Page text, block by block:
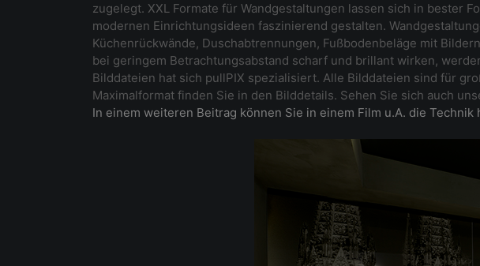
zugelegt. XXL Formate für Wandgestaltungen lassen sich in bester
modernen Einrichtungsideen faszinierend gestalten.
Küchenrückwände, Duschabtrennungen, Fußbodenbeläge mit
bei geringem Betrachtungsabstand scharf und brillant wirken,
Bilddateien hat sich pullPIX spezialisiert. Alle Bilddateien sind für
Maximalformat finden Sie in den Bilddetails. Sehen Sie sich auch
In einem weiteren Beitrag können Sie in einem Film u.A. die